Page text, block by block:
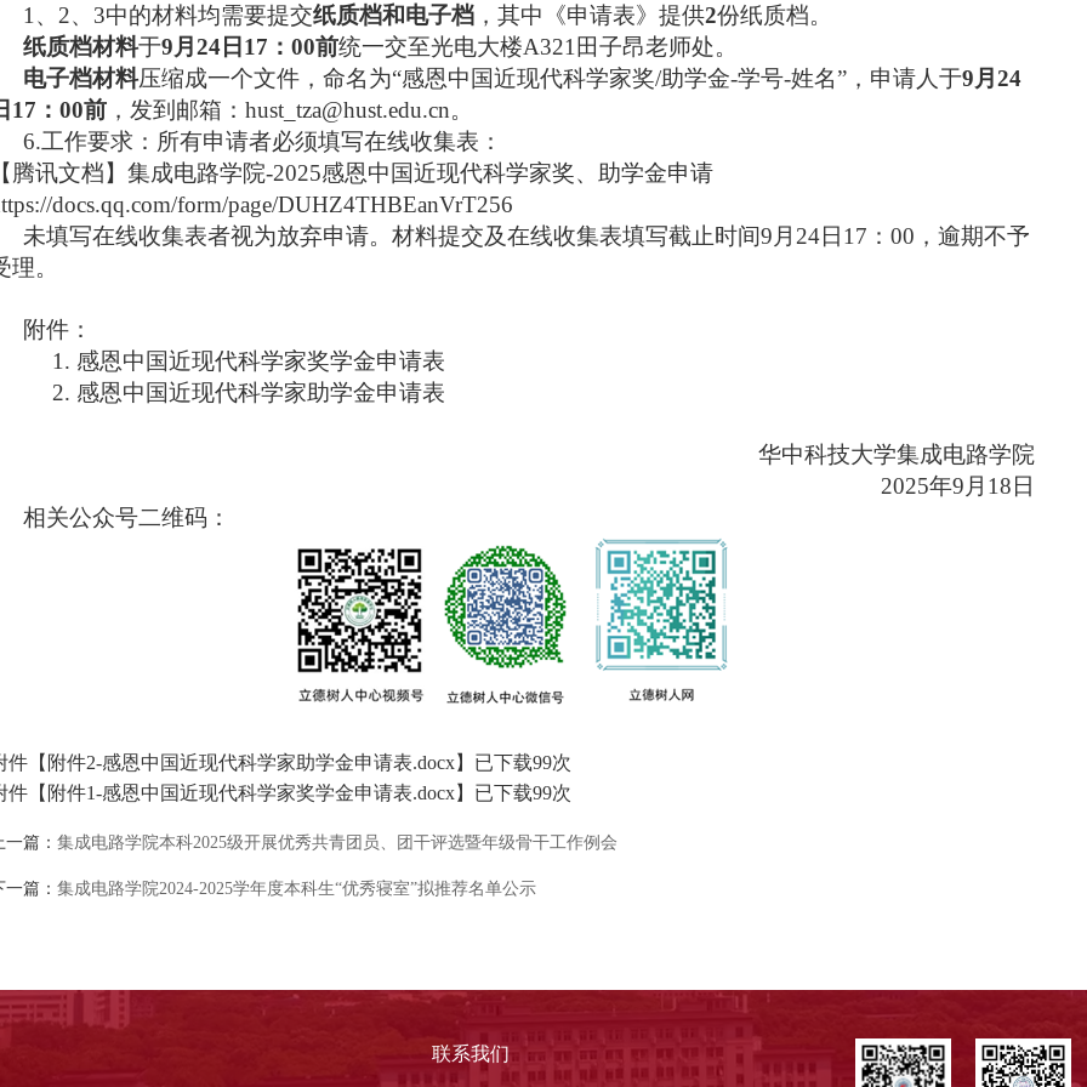
1 、 2、 3中的材料均需要提交纸质档和电子档，其中《申请表》提供2份纸质档。
纸质档材料于9月 24日 17 ： 00前统一交至光电大楼A321 田子昂老师处。
电子档材料压缩成一个文件，命名为“感恩中国近现代科学家奖/助学金-学号-姓名”，申请人于9月 24
17 ： 00前，发到邮箱： hust_tza@hust.edu.cn。
6.工作要求：所有申请者必须填写在线收集表：
腾讯文档】集成电路学院-2025感恩中国近现代科学家奖、助学金申请
docs.qq.com/form/page/DUHZ4THBEanVrT256
未填写在线收集表者视为放弃申请。材料提交及在线收集表填写截止时间9 月 24日 17 ： 00 ，逾期不予
理。
附件：
1. 感恩中国近现代科学家奖学金申请表
2. 感恩中国近现代科学家助学金申请表
华中科技大学集成电路学院
2025年9 月 18 日
相关公众号二维码：
件【 附件2-感恩中国近现代科学家助学金申请表.docx】已下载99次
件【 附件1-感恩中国近现代科学家奖学金申请表.docx】已下载99次
一篇： 集成电路学院本科2025级开展优秀共青团员、团干评选暨年级骨干工作例会
一篇： 集成电路学院2024-2025学年度本科生“优秀寝室”拟推荐名单公示
联系我们